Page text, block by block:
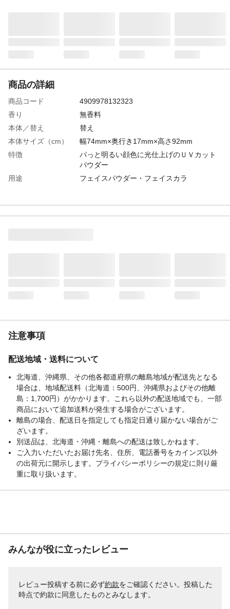
商品の詳細
商品コード
4909978132323
香り
無香料
本体／替え
替え
本体サイズ（cm）
幅74mm×奥行き17mm×高さ92mm
特徴
パっと明るい顔色に光仕上げのＵＶカット
パウダー
用途
フェイスパウダー・フェイスカラ
使用方法
●紫外線防御効果のあるファンデーション・
すめします。●入れ替え方法（１）コンパク
トの底の穴を硬貨などで押し、中皿を取り
出します。（２）入れ替え用の中皿を取り
出し、コンパクトの中にセットします。
使用上の注意
●目に入らないよう注意し、入ったときはす
きは、ぬるま湯に中性洗剤を薄くとかして
軽く押し洗いをし、洗剤が残らないように
十分すすいだ後、水気をきり、日かげでよ
注意事項
配送地域・送料について
北海道、沖縄県、その他各都道府県の離島地域が配送先となる
場合は、地域配送料（北海道：500円、沖縄県およびその他離
島：1,700円）がかかります。これら以外の配送地域でも、一部
商品において追加送料が発生する場合がございます。
離島の場合、配送日を指定しても指定日通り届かない場合がご
ざいます。
別送品は、北海道・沖縄・離島への配送は致しかねます。
ご入力いただいたお届け先名、住所、電話番号をカインズ以外
の出荷元に開示します。プライバシーポリシーの規定に則り厳
重に取り扱います。
みんなが役に立ったレビュー
レビュー投稿する前に必ず約款をご確認ください。投稿した
時点で約款に同意したものとみなします。